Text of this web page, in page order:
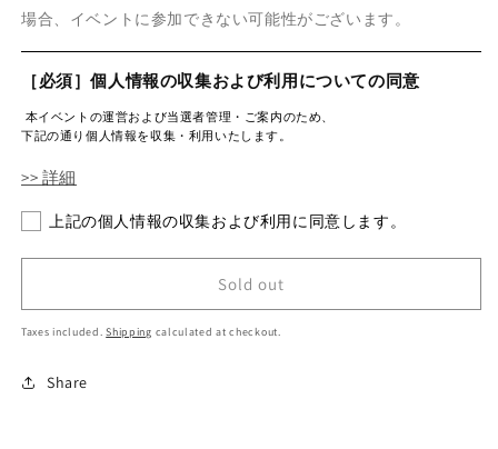
場合、イベントに参加できない可能性がございます。
［必須］個人情報の収集および利用についての同意
本イベントの運営および当選者管理・ご案内のため、
下記の通り個人情報を収集・利用いたします。
>> 詳細
上記の個人情報の収集および利用に同意します。
Sold out
Taxes included.Shipping calculated at checkout.
Share